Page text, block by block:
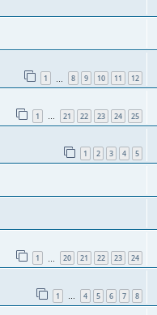
1 8 9 10 11 12
1 … 21 22 23 24 25
1 2 3 4 5
1 20 21 22 23 24
1 … 4 5 6 7 8